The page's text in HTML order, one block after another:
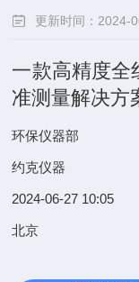
更新时间：2024-
一款高精度全
准测量解决方
环保仪器部
约克仪器
2024-06-27 10:05
北京